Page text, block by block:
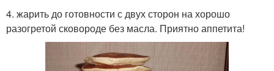
4. жарить до готовности с двух сторон на хорошо
разогретой сковороде без масла. Приятно аппетита!